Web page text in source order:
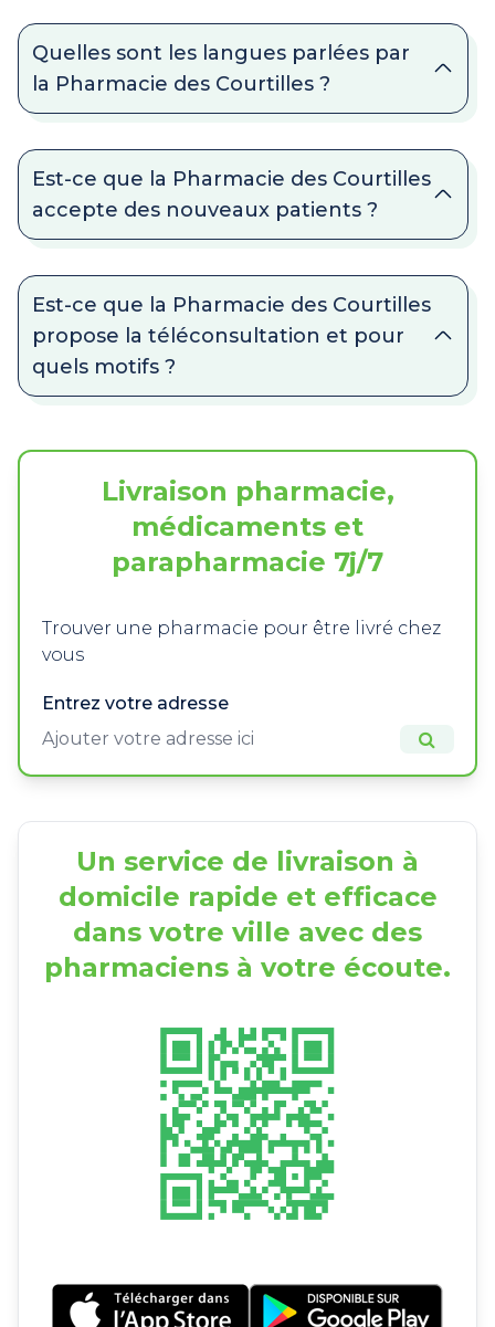
Quelles sont les langues parlées par
la Pharmacie des Courtilles ?
Est-ce que la Pharmacie des Courtilles
accepte des nouveaux patients ?
Est-ce que la Pharmacie des Courtilles
propose la téléconsultation et pour
quels motifs ?
Livraison pharmacie,
médicaments et
parapharmacie 7j/7
Trouver une pharmacie pour être livré chez
vous
Entrez votre adresse
Un service de livraison à
domicile rapide et efficace
dans votre ville avec des
pharmaciens à votre écoute.